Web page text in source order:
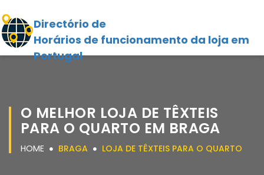
Directório de
Horários de funcionamento da loja em
Portugal
O MELHOR LOJA DE TÊXTEIS
PARA O QUARTO EM BRAGA
HOME BRAGA LOJA DE TÊXTEIS PARA O QUARTO